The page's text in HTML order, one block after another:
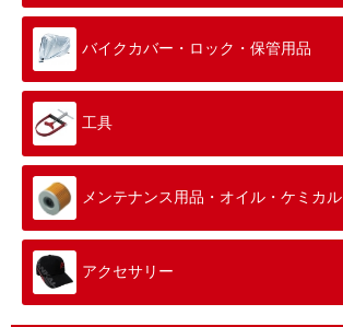
バイクカバー・ロック・保管用品
工具
メンテナンス用品・オイル・ケミカル
アクセサリー